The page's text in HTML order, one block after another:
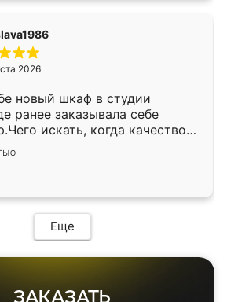
2026
новый шкаф в студии
ранее заказывала себе
искать, когда качеством
Служит кухня уже почти
нет.
Еще
ЗАКАЗАТЬ